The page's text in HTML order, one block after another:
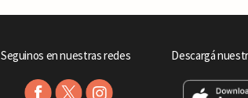
Seguinos en nuestras redes Descargá